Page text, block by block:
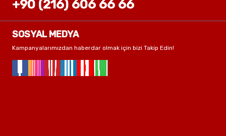
+90 (216) 606 66 66
SOSYAL MEDYA
Kampanyalarımızdan haberdar olmak için bizi Takip Edin!